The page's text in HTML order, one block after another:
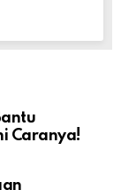
Caranya!